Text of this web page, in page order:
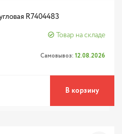
R7404483
Товар на складе
Самовывоз: 12.08.2026
В корзину